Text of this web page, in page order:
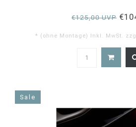
€125,00 UVP
* (ohne Montage) Inkl. MwSt.
Sale